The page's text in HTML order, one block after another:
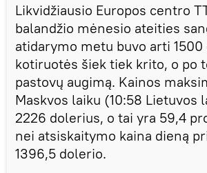
Likvidžiausio Europos centro
balandžio mėnesio ateities
atidarymo metu buvo arti
kotiruotės šiek tiek krito, o po
pastovų augimą. Kainos
Maskvos laiku (10:58 Lietuvos
2226 dolerius, o tai yra 59,4
nei atsiskaitymo kaina dieną
1396,5 dolerio.